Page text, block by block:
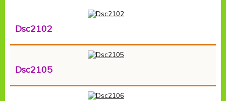
Dsc2102
Dsc2105